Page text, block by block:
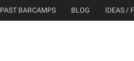
PAST BARCAMPS BLOG IDEAS /